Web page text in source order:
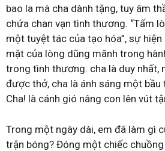
bao la mà cha dành tặng, tuy âm
chứa chan vạn tình thương. “Tấm
một tuyệt tác của tạo hóa”, sự
mặt của lòng dũng mãnh trong
trong tình thương. cha là duy nhất,
được thở, cha là ánh sáng một
Cha! là cánh gió nâng con lên vút
Trong một ngày dài, em đã làm gì
trận bóng? Đóng một chiếc